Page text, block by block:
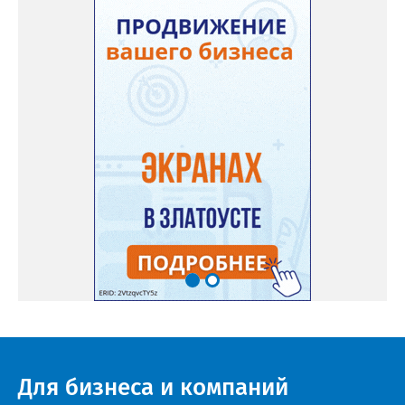
Для бизнеса и компаний